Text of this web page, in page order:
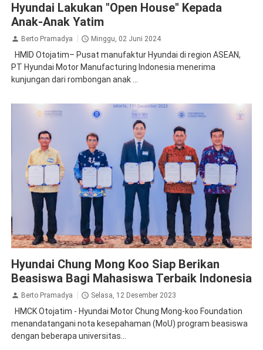
Hyundai Lakukan "Open House" Kepada
Anak-Anak Yatim
Berto Pramadya Minggu, 02 Juni 2024
HMID Otojatim– Pusat manufaktur Hyundai di region ASEAN,
PT Hyundai Motor Manufacturing Indonesia menerima
kunjungan dari rombongan anak ...
Hyundai Chung Mong Koo Siap Berikan
Beasiswa Bagi Mahasiswa Terbaik Indonesia
Berto Pramadya Selasa, 12 Desember 2023
HMCK Otojatim - Hyundai Motor Chung Mong-koo Foundation
menandatangani nota kesepahaman (MoU) program beasiswa
dengan beberapa universitas...